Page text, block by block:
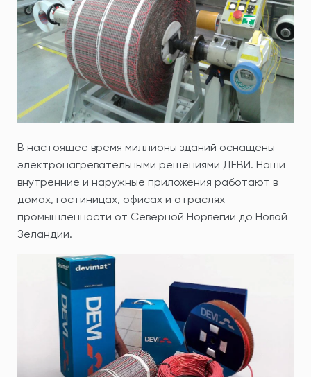
В настоящее время миллионы зданий оснащены
электронагревательными решениями ДЕВИ. Наши
внутренние и наружные приложения работают в
домах, гостиницах, офисах и отраслях
промышленности от Северной Норвегии до Новой
Зеландии.